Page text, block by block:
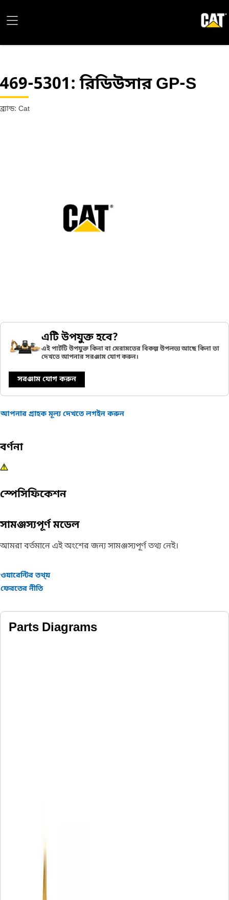
469-5301: রিডিউসার GP-S
ব্র্যান্ড: Cat
এটি উপযুক্ত হবে?
এই পার্টটি উপযুক্ত কিনা বা মেরামতের বিকল্প উপলভ্য আছে কিনা তা
দেখতে আপনার সরঞ্জাম যোগ করুন।
সরঞ্জাম যোগ করুন
আপনার গ্রাহক মূল্য দেখতে লগইন করুন
বর্ণনা
স্পেসিফিকেশন
সামঞ্জস্যপূর্ণ মডেল
আমরা বর্তমানে এই অংশের জন্য সামঞ্জস্যপূর্ণ তথ্য নেই।
ওয়ারেন্টির তথ্য়
ফেরতের নীতি
Parts Diagrams